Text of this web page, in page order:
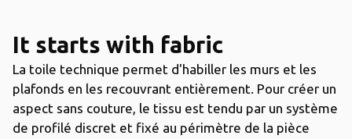
It starts with fabric
La toile technique permet d'habiller les murs et les
plafonds en les recouvrant entièrement. Pour créer un
aspect sans couture, le tissu est tendu par un système
de profilé discret et fixé au périmètre de la pièce